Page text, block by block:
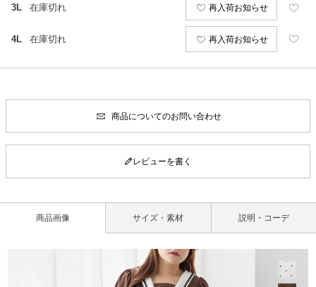
3L 在庫切れ 再入荷お知らせ
4L 在庫切れ 再入荷お知らせ
商品についてのお問い合わせ
レビューを書く
商品画像 サイズ・素材 説明・コーデ